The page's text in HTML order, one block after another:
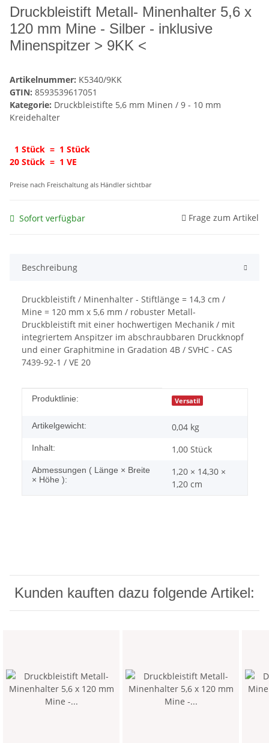
Druckbleistift Metall- Minenhalter 5,6 x
120 mm Mine - Silber - inklusive
Minenspitzer > 9KK <
Artikelnummer: K5340/9KK
GTIN: 8593539617051
Kategorie: Druckbleistifte 5,6 mm Minen / 9 - 10 mm
Kreidehalter
1 Stück = 1 Stück
20 Stück = 1 VE
Preise nach Freischaltung als Händler sichtbar
Sofort verfügbar Frage zum Artikel
Beschreibung
Druckbleistift / Minenhalter - Stiftlänge = 14,3 cm /
Mine = 120 mm x 5,6 mm / robuster Metall-
Druckbleistift mit einer hochwertigen Mechanik / mit
integriertem Anspitzer im abschraubbaren Druckknopf
und einer Graphitmine in Gradation 4B / SVHC - CAS
7439-92-1 / VE 20
Produkteigenschaft
Wert
Produktlinie: Versatil
Artikelgewicht: 0,04 kg
Inhalt: 1,00 Stück
Abmessungen ( Länge × Breite
× Höhe ):
1,20 × 14,30 ×
1,20 cm
Kunden kauften dazu folgende Artikel: